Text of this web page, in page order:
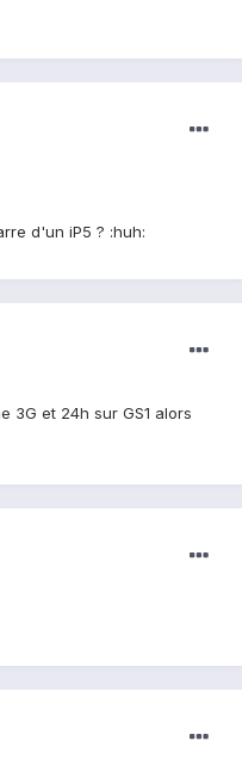
d'un iP5 ? :huh:
3G et 24h sur GS1 alors